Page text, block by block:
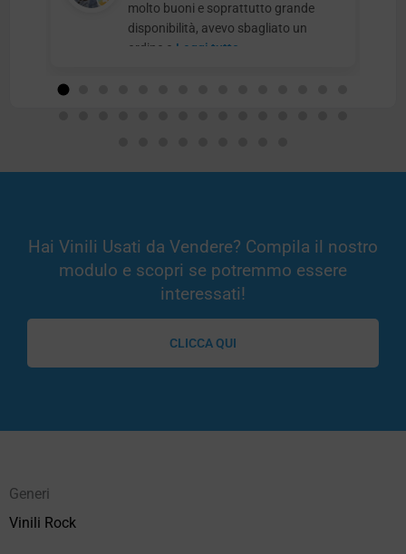
molto buoni e soprattutto grande
disponibilità, avevo sbagliato un
ordine e Leggi tutto
Hai Vinili Usati da Vendere? Compila il nostro
modulo e scopri se potremmo essere
interessati!
CLICCA QUI
Generi
Vinili Rock